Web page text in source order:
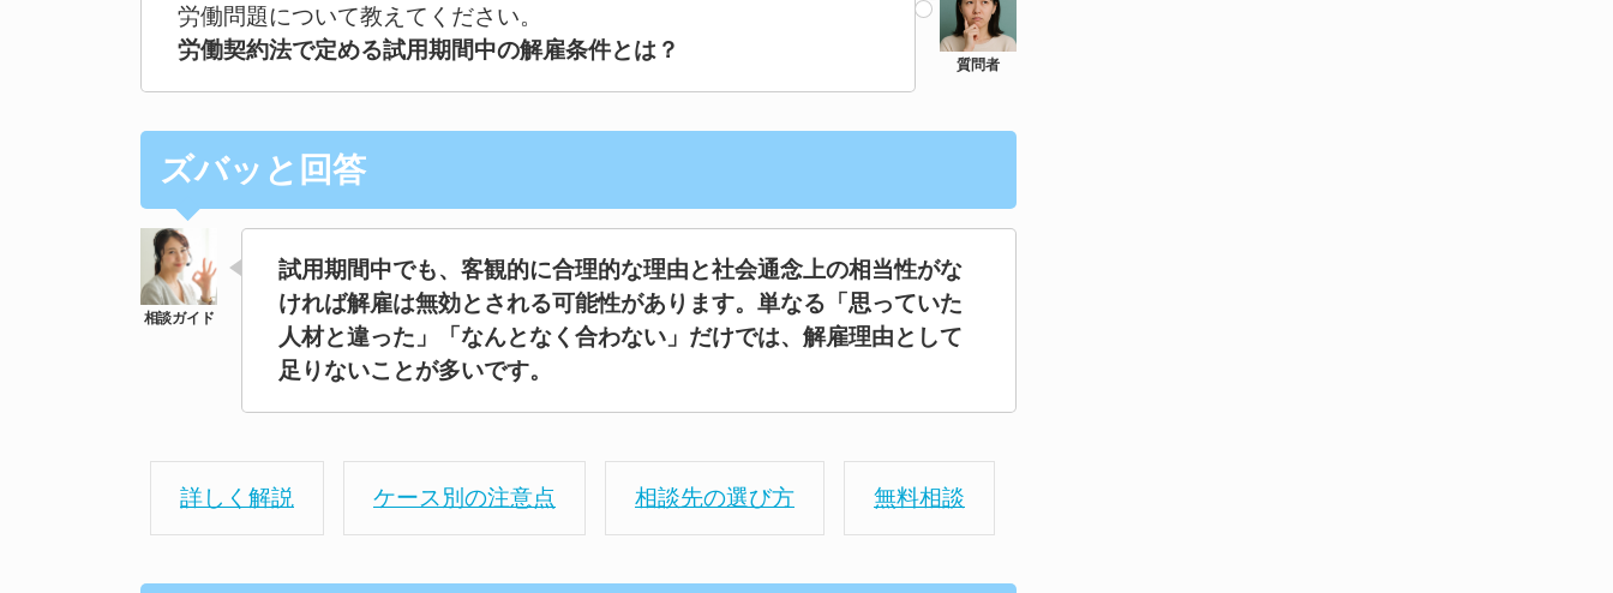
労働問題について教えてください。
労働契約法で定める試用期間中の解雇条件とは？
ズバッと回答
試用期間中でも、客観的に合理的な理由と社会通念上の相当性がな
ければ解雇は無効とされる可能性があります。単なる「思っていた
人材と違った」「なんとなく合わない」だけでは、解雇理由として
足りないことが多いです。
詳しく解説 ケース別の注意点 相談先の選び方 無料相談